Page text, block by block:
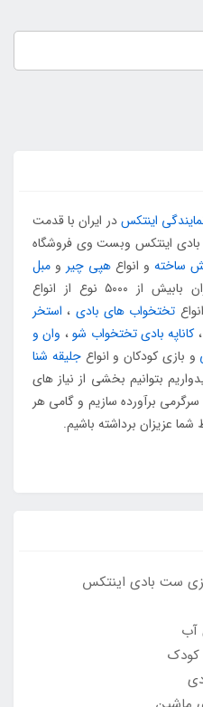
اینتکسدر ایران با قدمت
بادی اینتکس وبست وی فروشگاه
ساخته و انواعهپی چیر و مبل
با قیمت دست اول و ارزان بابیش از ۵۰۰۰ نوع از انواع
تختخواب های بادی ، استخر
کاناپه بادی تختخواب شو، وان و
و بازی کودکان و انواعجلیقه شنا
بتوانیم بخشی از نیاز های
سرگرمی برآورده سازیم و گامی هر
عزیزان برداشته باشیم.
ست بادی اینتکس
آب
کودک